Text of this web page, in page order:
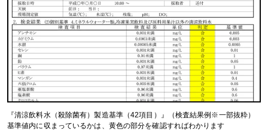
『清涼飲料水（殺除菌有）製造基準（42項目）』（検査結果例※一部抜粋）
基準値内に収まっているかは、黄色の部分を確認すればわかります